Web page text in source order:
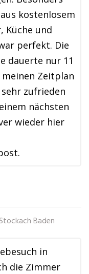
kostenlosem
Küche und
perfekt. Die
dauerte nur 11
Zeitplan
zufrieden
nächsten
wieder hier
Baden
in
die Zimmer